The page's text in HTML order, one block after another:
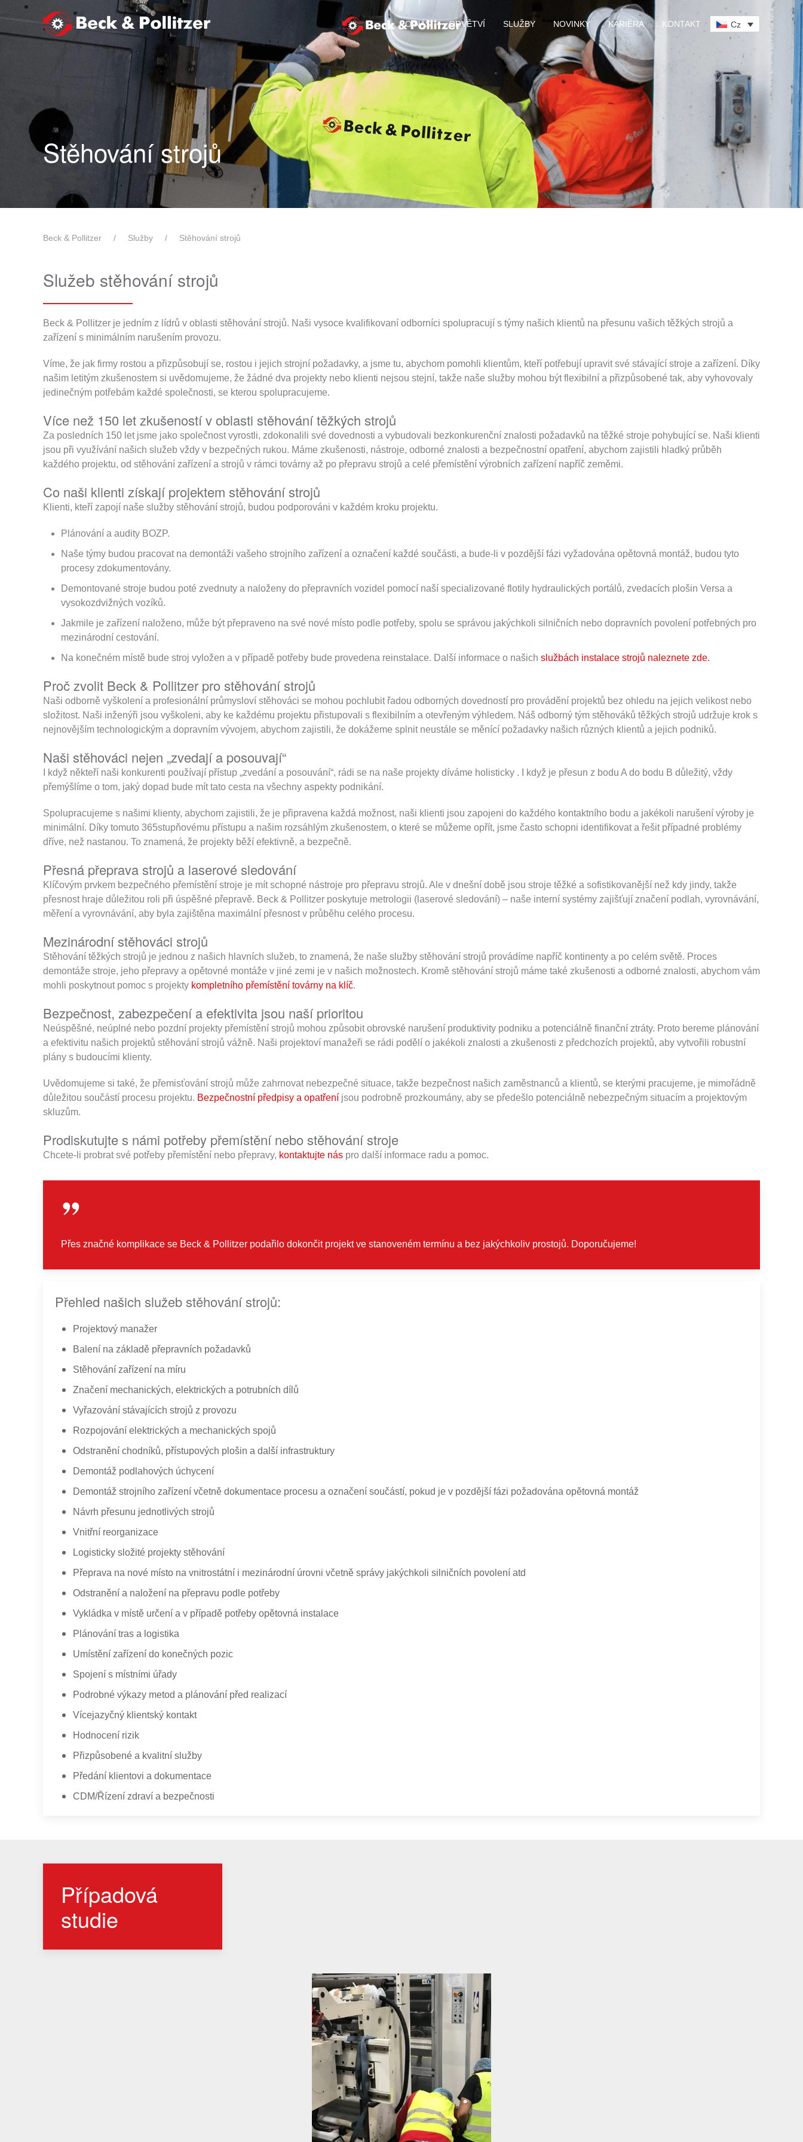
Skip to main content
O NÁS ODVĚTVÍ SLUŽBY NOVINKY KARIÉRA KONTAKT Cz
Stěhování strojů
Beck & Pollitzer Služby Stěhování strojů
Služeb stěhování strojů
Beck & Pollitzer je jedním z lídrů v oblasti stěhování strojů. Naši vysoce kvalifikovaní odborníci spolupracují s týmy našich klientů na přesunu vašich těžkých strojů a
zařízení s minimálním narušením provozu.
Víme, že jak firmy rostou a přizpůsobují se, rostou i jejich strojní požadavky, a jsme tu, abychom pomohli klientům, kteří potřebují upravit své stávající stroje a zařízení. Díky
našim letitým zkušenostem si uvědomujeme, že žádné dva projekty nebo klienti nejsou stejní, takže naše služby mohou být flexibilní a přizpůsobené tak, aby vyhovovaly
jedinečným potřebám každé společnosti, se kterou spolupracujeme.
Více než 150 let zkušeností v oblasti stěhování těžkých strojů
Za posledních 150 let jsme jako společnost vyrostli, zdokonalili své dovednosti a vybudovali bezkonkurenční znalosti požadavků na těžké stroje pohybující se. Naši klienti
jsou při využívání našich služeb vždy v bezpečných rukou. Máme zkušenosti, nástroje, odborné znalosti a bezpečnostní opatření, abychom zajistili hladký průběh
každého projektu, od stěhování zařízení a strojů v rámci továrny až po přepravu strojů a celé přemístění výrobních zařízení napříč zeměmi.
Co naši klienti získají projektem stěhování strojů
Klienti, kteří zapojí naše služby stěhování strojů, budou podporováni v každém kroku projektu.
Plánování a audity BOZP.
Naše týmy budou pracovat na demontáži vašeho strojního zařízení a označení každé součásti, a bude-li v pozdější fázi vyžadována opětovná montáž, budou tyto
procesy zdokumentovány.
Demontované stroje budou poté zvednuty a naloženy do přepravních vozidel pomocí naší specializované flotily hydraulických portálů, zvedacích plošin Versa a
vysokozdvižných vozíků.
Jakmile je zařízení naloženo, může být přepraveno na své nové místo podle potřeby, spolu se správou jakýchkoli silničních nebo dopravních povolení potřebných pro
mezinárodní cestování.
Na konečném místě bude stroj vyložen a v případě potřeby bude provedena reinstalace. Další informace o našich službách instalace strojů naleznete zde.
Proč zvolit Beck & Pollitzer pro stěhování strojů
Naši odborně vyškolení a profesionální průmysloví stěhováci se mohou pochlubit řadou odborných dovedností pro provádění projektů bez ohledu na jejich velikost nebo
složitost. Naši inženýři jsou vyškoleni, aby ke každému projektu přistupovali s flexibilním a otevřeným výhledem. Náš odborný tým stěhováků těžkých strojů udržuje krok s
nejnovějším technologickým a dopravním vývojem, abychom zajistili, že dokážeme splnit neustále se měnící požadavky našich různých klientů a jejich podniků.
Naši stěhováci nejen „zvedají a posouvají“
I když někteří naši konkurenti používají přístup „zvedání a posouvání“, rádi se na naše projekty díváme holisticky . I když je přesun z bodu A do bodu B důležitý, vždy
přemýšlíme o tom, jaký dopad bude mít tato cesta na všechny aspekty podnikání.
Spolupracujeme s našimi klienty, abychom zajistili, že je připravena každá možnost, naši klienti jsou zapojeni do každého kontaktního bodu a jakékoli narušení výroby je
minimální. Díky tomuto 365stupňovému přístupu a našim rozsáhlým zkušenostem, o které se můžeme opřít, jsme často schopni identifikovat a řešit případné problémy
dříve, než nastanou. To znamená, že projekty běží efektivně, a bezpečně.
Přesná přeprava strojů a laserové sledování
Klíčovým prvkem bezpečného přemístění stroje je mít schopné nástroje pro přepravu strojů. Ale v dnešní době jsou stroje těžké a sofistikovanější než kdy jindy, takže
přesnost hraje důležitou roli při úspěšné přepravě. Beck & Pollitzer poskytuje metrologii (laserové sledování) – naše interní systémy zajišťují značení podlah, vyrovnávání,
měření a vyrovnávání, aby byla zajištěna maximální přesnost v průběhu celého procesu.
Mezinárodní stěhováci strojů
Stěhování těžkých strojů je jednou z našich hlavních služeb, to znamená, že naše služby stěhování strojů provádíme napříč kontinenty a po celém světě. Proces
demontáže stroje, jeho přepravy a opětovné montáže v jiné zemi je v našich možnostech. Kromě stěhování strojů máme také zkušenosti a odborné znalosti, abychom vám
mohli poskytnout pomoc s projekty kompletního přemístění továrny na klíč.
Bezpečnost, zabezpečení a efektivita jsou naší prioritou
Neúspěšné, neúplné nebo pozdní projekty přemístění strojů mohou způsobit obrovské narušení produktivity podniku a potenciálně finanční ztráty. Proto bereme plánování
a efektivitu našich projektů stěhování strojů vážně. Naši projektoví manažeři se rádi podělí o jakékoli znalosti a zkušenosti z předchozích projektů, aby vytvořili robustní
plány s budoucími klienty.
Uvědomujeme si také, že přemisťování strojů může zahrnovat nebezpečné situace, takže bezpečnost našich zaměstnanců a klientů, se kterými pracujeme, je mimořádně
důležitou součástí procesu projektu. Bezpečnostní předpisy a opatření jsou podrobně prozkoumány, aby se předešlo potenciálně nebezpečným situacím a projektovým
skluzům.
Prodiskutujte s námi potřeby přemístění nebo stěhování stroje
Chcete-li probrat své potřeby přemístění nebo přepravy, kontaktujte nás pro další informace radu a pomoc.
Přes značné komplikace se Beck & Pollitzer podařilo dokončit projekt ve stanoveném termínu a bez jakýchkoliv prostojů. Doporučujeme!
Přehled našich služeb stěhování strojů:
Projektový manažer
Balení na základě přepravních požadavků
Stěhování zařízení na míru
Značení mechanických, elektrických a potrubních dílů
Vyřazování stávajících strojů z provozu
Rozpojování elektrických a mechanických spojů
Odstranění chodníků, přístupových plošin a další infrastruktury
Demontáž podlahových úchycení
Demontáž strojního zařízení včetně dokumentace procesu a označení součástí, pokud je v pozdější fázi požadována opětovná montáž
Návrh přesunu jednotlivých strojů
Vnitřní reorganizace
Logisticky složité projekty stěhování
Přeprava na nové místo na vnitrostátní i mezinárodní úrovni včetně správy jakýchkoli silničních povolení atd
Odstranění a naložení na přepravu podle potřeby
Vykládka v místě určení a v případě potřeby opětovná instalace
Plánování tras a logistika
Umístění zařízení do konečných pozic
Spojení s místními úřady
Podrobné výkazy metod a plánování před realizací
Vícejazyčný klientský kontakt
Hodnocení rizik
Přizpůsobené a kvalitní služby
Předání klientovi a dokumentace
CDM/Řízení zdraví a bezpečnosti
Případová
studie